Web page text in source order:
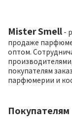
Mister Smell -
продаже
оптом.
покупателям
парфюмерии и
Покупателям